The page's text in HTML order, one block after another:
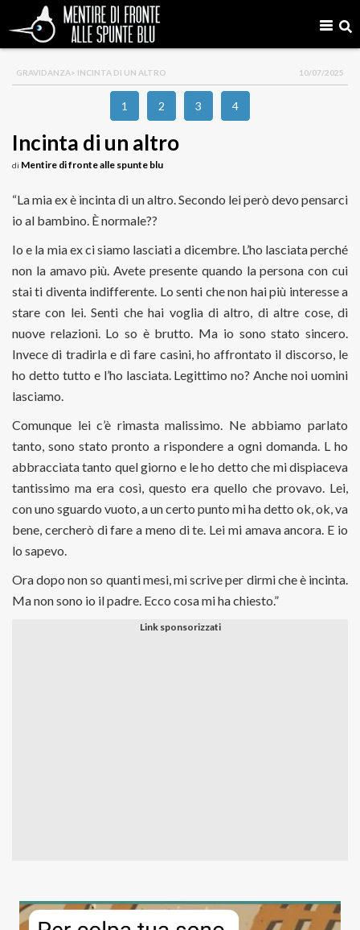
GRAVIDANZA> INCINTA DI UN ALTRO 10/07/2025
1 2 3 4
Incinta di un altro
di Mentire di fronte alle spunte blu
“La mia ex è incinta di un altro. Secondo lei però devo pensarci
io al bambino. È normale??
Io e la mia ex ci siamo lasciati a dicembre. L’ho lasciata perché
non la amavo più. Avete presente quando la persona con cui
stai ti diventa indifferente. Lo senti che non hai più interesse a
stare con lei. Senti che hai voglia di altro, di altre cose, di
nuove relazioni. Lo so è brutto. Ma io sono stato sincero.
Invece di tradirla e di fare casini, ho affrontato il discorso, le
ho detto tutto e l’ho lasciata. Legittimo no? Anche noi uomini
lasciamo.
Comunque lei c’è rimasta malissimo. Ne abbiamo parlato
tanto, sono stato pronto a rispondere a ogni domanda. L ho
abbracciata tanto quel giorno e le ho detto che mi dispiaceva
tantissimo ma era così, questo era quello che provavo. Lei,
con uno sguardo vuoto, a un certo punto mi ha detto ok, ok, va
bene, cercherò di fare a meno di te. Lei mi amava ancora. E io
lo sapevo.
Ora dopo non so quanti mesi, mi scrive per dirmi che è incinta.
Ma non sono io il padre. Ecco cosa mi ha chiesto.”